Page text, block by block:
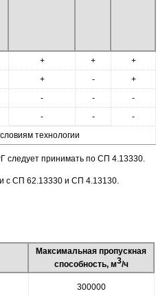
+ +
+
+ -
+
- -
-
- -
-
технологии
следует принимать по СП 4.13330.
с СП 62.13330 и СП 4.13130.
Максимальная пропускная
способность, м3/ч
300000